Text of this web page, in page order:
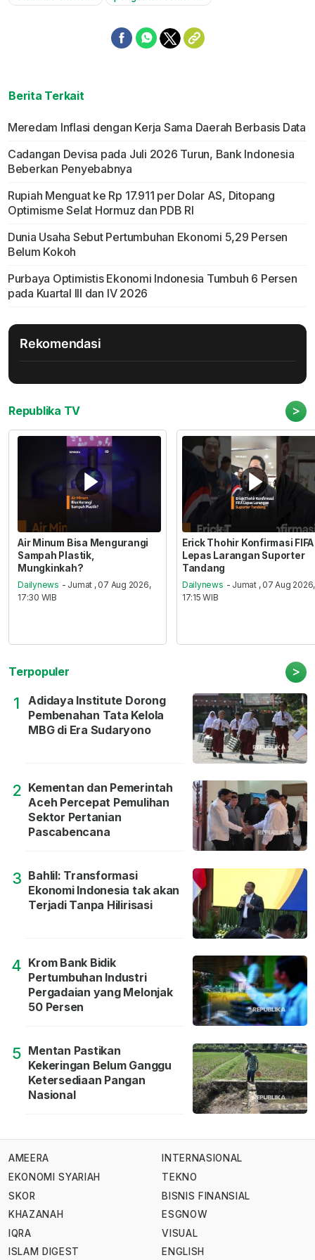
Berita Terkait
Meredam Inflasi dengan Kerja Sama Daerah Berbasis Data
Cadangan Devisa pada Juli 2026 Turun, Bank Indonesia
Beberkan Penyebabnya
Rupiah Menguat ke Rp 17.911 per Dolar AS, Ditopang
Optimisme Selat Hormuz dan PDB RI
Dunia Usaha Sebut Pertumbuhan Ekonomi 5,29 Persen
Belum Kokoh
Purbaya Optimistis Ekonomi Indonesia Tumbuh 6 Persen
pada Kuartal III dan IV 2026
Rekomendasi
Republika TV >
Air Minum Bisa Mengurangi
Sampah Plastik,
Mungkinkah?
Dailynews - Jumat , 07 Aug 2026,
17:30 WIB
Erick Thohir Konfirmasi FIFA
Lepas Larangan Suporter
Tandang
Dailynews - Jumat , 07 Aug 2026,
17:15 WIB
Terpopuler >
1
Adidaya Institute Dorong
Pembenahan Tata Kelola
MBG di Era Sudaryono
2 Kementan dan Pemerintah
Aceh Percepat Pemulihan
Sektor Pertanian
Pascabencana
3 Bahlil: Transformasi
Ekonomi Indonesia tak akan
Terjadi Tanpa Hilirisasi
4 Krom Bank Bidik
Pertumbuhan Industri
Pergadaian yang Melonjak
50 Persen
5 Mentan Pastikan
Kekeringan Belum Ganggu
Ketersediaan Pangan
Nasional
AMEERA
EKONOMI SYARIAH
SKOR
KHAZANAH
IQRA
ISLAM DIGEST
INTERNASIONAL
TEKNO
BISNIS FINANSIAL
ESGNOW
VISUAL
ENGLISH